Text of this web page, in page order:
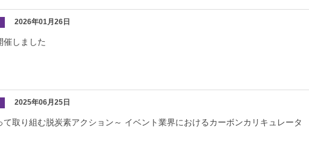
2026年01月26日
催しました
2025年06月25日
て取り組む脱炭素アクション～ イベント業界におけるカーボンカリキュレータ